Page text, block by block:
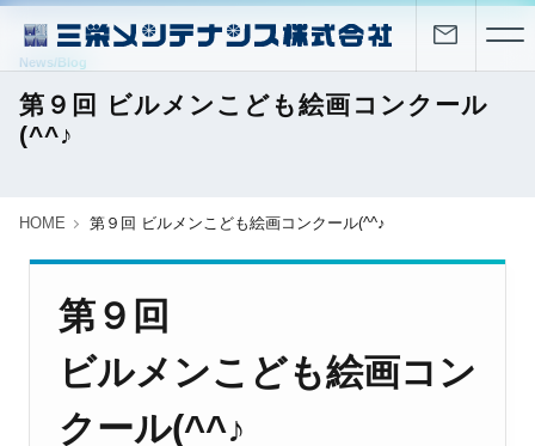
News/Blog
第９回 ビルメンこども絵画コンクール
(^^♪
HOME 第９回 ビルメンこども絵画コンクール(^^♪
第９回
ビルメンこども絵画コン
クール(^^♪